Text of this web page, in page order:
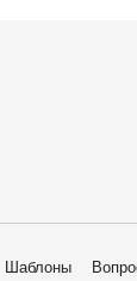
Шаблоны